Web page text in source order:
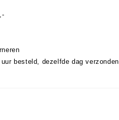
besteld, dezelfde dag verzonden